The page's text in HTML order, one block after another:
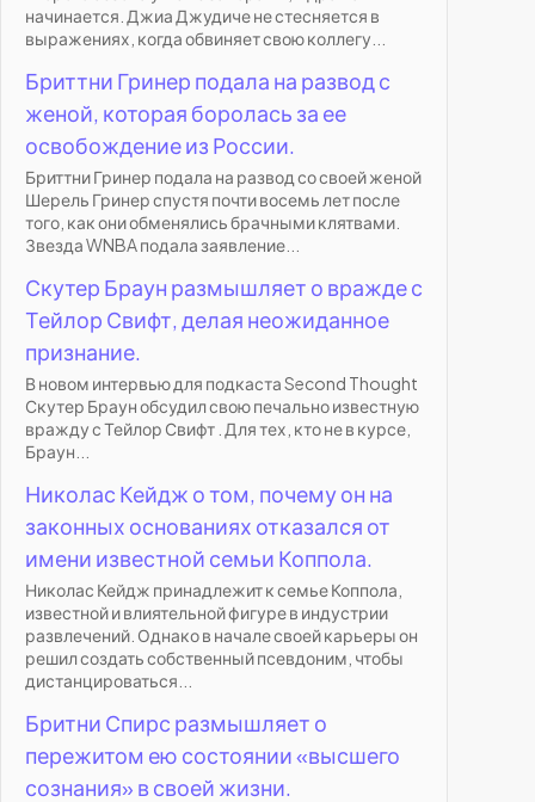
начинается. Джиа Джудиче не стесняется в
выражениях, когда обвиняет свою коллегу...
Бриттни Гринер подала на развод с
женой, которая боролась за ее
освобождение из России.
Бриттни Гринер подала на развод со своей женой
Шерель Гринер спустя почти восемь лет после
того, как они обменялись брачными клятвами.
Звезда WNBA подала заявление...
Скутер Браун размышляет о вражде с
Тейлор Свифт, делая неожиданное
признание.
В новом интервью для подкаста Second Thought
Скутер Браун обсудил свою печально известную
вражду с Тейлор Свифт . Для тех, кто не в курсе,
Браун...
Николас Кейдж о том, почему он на
законных основаниях отказался от
имени известной семьи Коппола.
Николас Кейдж принадлежит к семье Коппола,
известной и влиятельной фигуре в индустрии
развлечений. Однако в начале своей карьеры он
решил создать собственный псевдоним, чтобы
дистанцироваться...
Бритни Спирс размышляет о
пережитом ею состоянии «высшего
сознания» в своей жизни.